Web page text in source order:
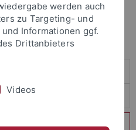
und Ihr Passwort an um sich
werden auch
zu Targeting- und
Informationen ggf.
Drittanbieters
Videos